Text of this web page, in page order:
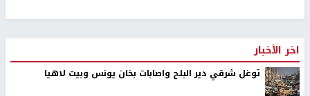
اخر الأخبار
توغل شرقي دير البلح واصابات بخان يونس وبيت لاهيا